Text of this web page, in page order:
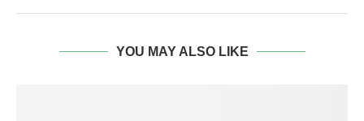
YOU MAY ALSO LIKE